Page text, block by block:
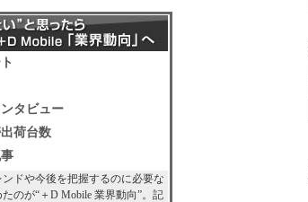
タビュー
荷台数
ドや今後を把握するのに必要な
のが“＋D Mobile 業界動向”。記